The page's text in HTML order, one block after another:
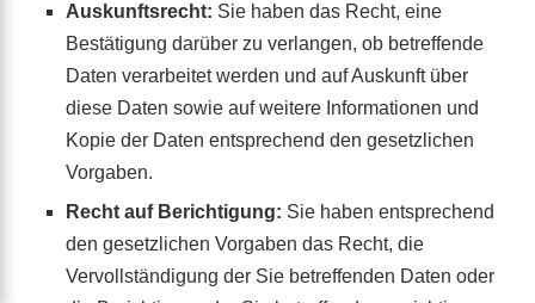
Auskunftsrecht: Sie haben das Recht, eine
Bestätigung darüber zu verlangen, ob betreffende
Daten verarbeitet werden und auf Auskunft über
diese Daten sowie auf weitere Informationen und
Kopie der Daten entsprechend den gesetzlichen
Vorgaben.
Recht auf Berichtigung: Sie haben entsprechend
den gesetzlichen Vorgaben das Recht, die
Vervollständigung der Sie betreffenden Daten oder